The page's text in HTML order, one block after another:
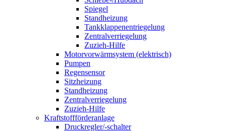
Spiegel
Standheizung
Tankklappenentriegelung
Zentralverriegelung
Zuzieh-Hilfe
Motorvorwärmsystem (elektrisch)
Pumpen
Regensensor
Sitzheizung
Standheizung
Zentralverriegelung
Zuzieh-Hilfe
Kraftstoffförderanlage
Druckregler/-schalter